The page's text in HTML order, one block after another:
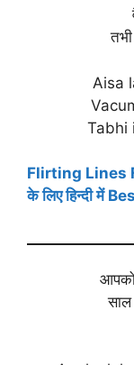
Aisa
Tabhi
Flirting Lines
के लिए हिन्दी में